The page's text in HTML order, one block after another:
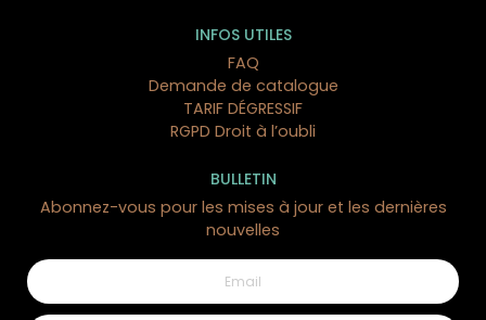
INFOS UTILES
FAQ
Demande de catalogue
TARIF DÉGRESSIF
RGPD Droit à l’oubli
BULLETIN
Abonnez-vous pour les mises à jour et les dernières
nouvelles